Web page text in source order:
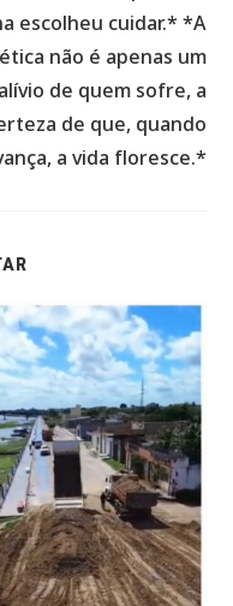
escolheu cuidar.* *A
não é apenas um
de quem sofre, a
de que, quando
a vida floresce.*